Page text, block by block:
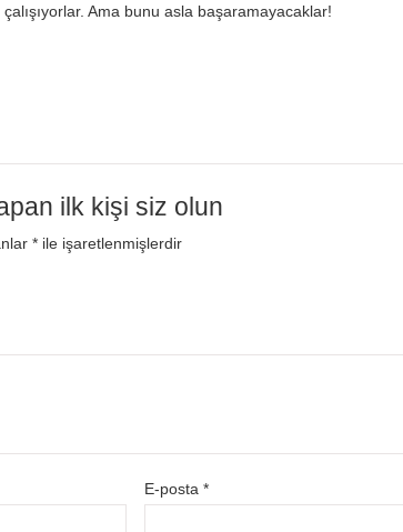
Ama bunu asla başaramayacaklar!
ilk kişi siz olun
* ile işaretlenmişlerdir
E-posta*